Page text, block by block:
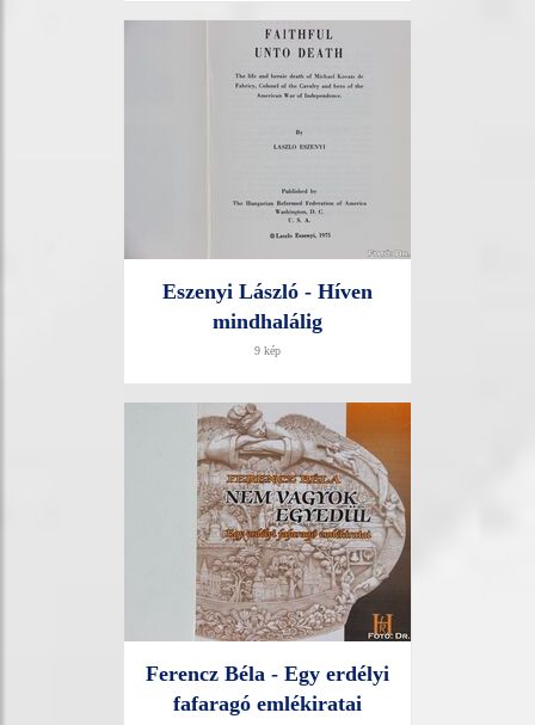
Eszenyi László - Híven
mindhalálig
9 kép
Ferencz Béla - Egy erdélyi
fafaragó emlékiratai